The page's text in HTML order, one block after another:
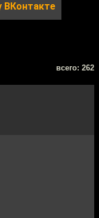
ВКонтакте
всего: 262